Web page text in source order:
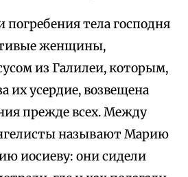
тела господня
женщины,
из Галилеи, которым,
их усердие, возвещена
прежде всех. Между
называют Марию
иосиеву: они сидели